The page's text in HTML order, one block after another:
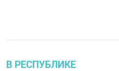
В РЕСПУБЛИКЕ